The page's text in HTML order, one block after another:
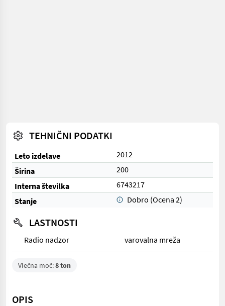
TEHNIČNI PODATKI
Leto izdelave
2012
Širina
200
Interna številka
6743217
Stanje
Dobro (Ocena 2)
LASTNOSTI
Radio nadzor varovalna mreža
Vlečna moč:8 ton
OPIS